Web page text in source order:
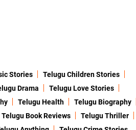
Stories
Telugu Children Stories
Drama
Telugu Love Stories
Telugu Health
Telugu Biography
Telugu Book Reviews
Telugu Thriller